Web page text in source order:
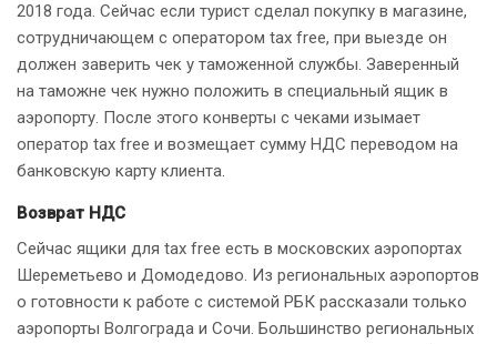
2018 года.​ Сейчас если турист сделал покупку в магазине,
сотрудничающем с оператором tax free, при выезде он
должен заверить чек у таможенной службы. ​Заверенный
на таможне чек нужно положить в специальный ящик в
аэропорту. После этого конверты с чеками изымает
оператор tax free и возмещает сумму НДС переводом на
банковскую карту клиента.
Возврат НДС
Сейчас ящики для tax free есть в московских аэропортах
Шереметьево и Домодедово. Из региональных аэропортов
о готовности к работе с системой РБК рассказали только
аэропорты Волгограда и Сочи. Большинство региональных